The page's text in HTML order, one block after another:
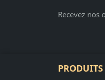
Recevez nos
PRODUITS